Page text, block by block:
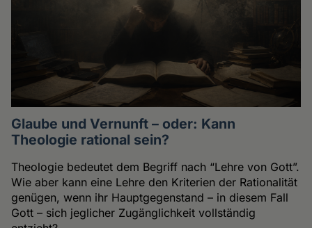
Glaube und Vernunft – oder: Kann
Theologie rational sein?
Theologie bedeutet dem Begriff nach “Lehre von Gott”.
Wie aber kann eine Lehre den Kriterien der Rationalität
genügen, wenn ihr Hauptgegenstand – in diesem Fall
Gott – sich jeglicher Zugänglichkeit vollständig